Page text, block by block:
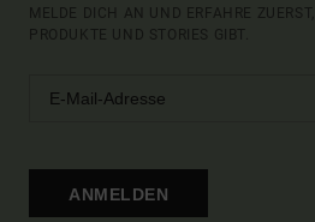
MELDE DICH AN UND ERFAHRE
PRODUKTE UND STORIES GIBT.
ANMELDEN